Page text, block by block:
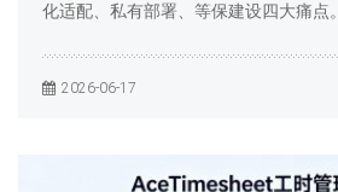
化适配、私有部署、等保建设四大痛点。
2026-06-17